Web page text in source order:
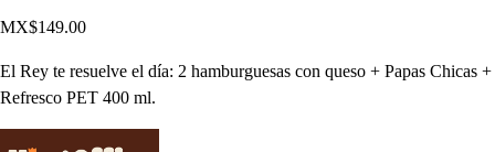
MX$149.00
El Rey te resuelve el día: 2 hamburguesas con queso + Papas Chicas +
Refresco PET 400 ml.